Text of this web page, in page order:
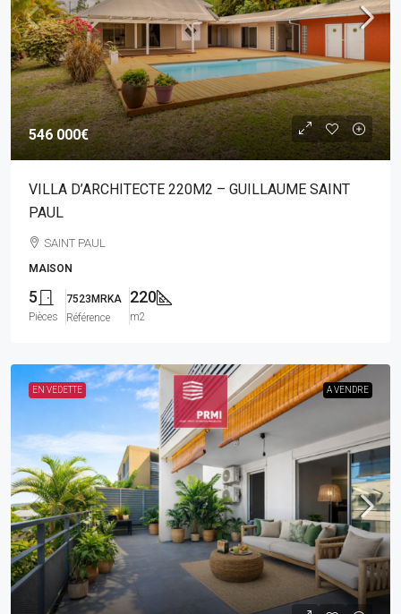
546 000€
VILLA D’ARCHITECTE 220M2 – GUILLAUME SAINT
PAUL
SAINT PAUL
MAISON
5
Pièces
7523MRKA
Référence
220
m2
EN VEDETTE A VENDRE